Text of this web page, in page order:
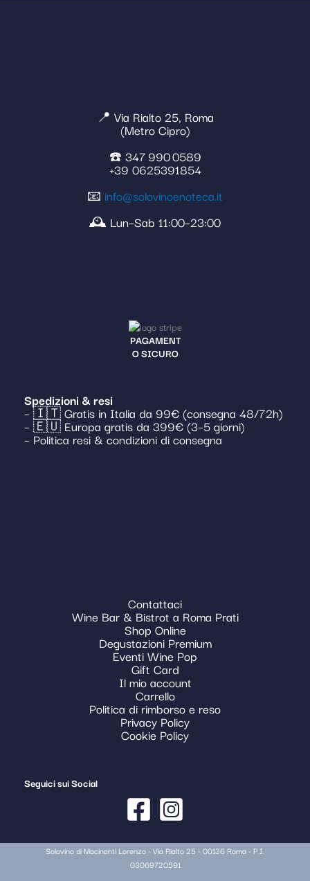
📍 Via Rialto 25, Roma
(Metro Cipro)
☎️ 347 990 0589
+39 0625391854
📧 info@solovinoenoteca.it
🕰️ Lun–Sab 11:00–23:00
PAGAMENT
O SICURO
Spedizioni & resi
– 🇮🇹 Gratis in Italia da 99€ (consegna 48/72h)
– 🇪🇺 Europa gratis da 399€ (3–5 giorni)
– Politica resi & condizioni di consegna
Contattaci
Wine Bar & Bistrot a Roma Prati
Shop Online
Degustazioni Premium
Eventi Wine Pop
Gift Card
Il mio account
Carrello
Politica di rimborso e reso
Privacy Policy
Cookie Policy
Seguici sui Social
Solovino di Macinanti Lorenzo - Via Rialto 25 - 00136 Roma - P.I.
03069720591